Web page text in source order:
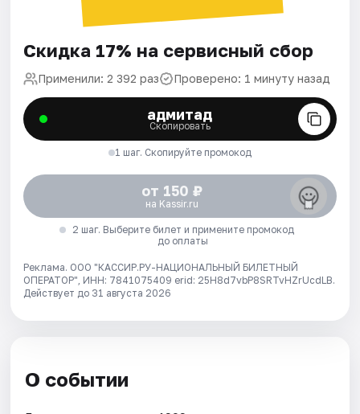
Скидка 17% на сервисный сбор
Применили: 2 392 раз Проверено: 1 минуту назад
адмитад
Скопировать
1 шаг. Скопируйте промокод
от 150 ₽
на Kassir.ru
2 шаг. Выберите билет и примените промокод
до оплаты
Реклама. ООО "КАССИР.РУ-НАЦИОНАЛЬНЫЙ БИЛЕТНЫЙ
ОПЕРАТОР", ИНН: 7841075409 erid: 25H8d7vbP8SRTvHZrUcdLB.
Действует до 31 августа 2026
О событии